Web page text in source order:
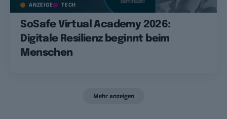
ANZEIGE TECH
SoSafe Virtual Academy 2026:
Digitale Resilienz beginnt beim
Menschen
Mehr anzeigen